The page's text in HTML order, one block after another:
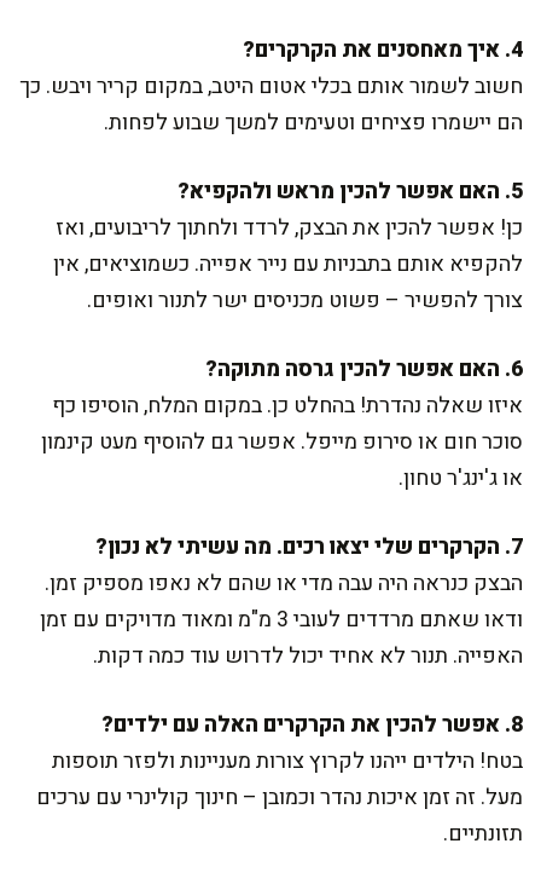
4. איך מאחסנים את הקרקרים?
חשוב לשמור אותם בכלי אטום היטב, במקום קריר ויבש. כך
הם יישמרו פציחים וטעימים למשך שבוע לפחות.
5. האם אפשר להכין מראש ולהקפיא?
כן! אפשר להכין את הבצק, לרדד ולחתוך לריבועים, ואז
להקפיא אותם בתבניות עם נייר אפייה. כשמוציאים, אין
צורך להפשיר – פשוט מכניסים ישר לתנור ואופים.
6. האם אפשר להכין גרסה מתוקה?
איזו שאלה נהדרת! בהחלט כן. במקום המלח, הוסיפו כף
סוכר חום או סירופ מייפל. אפשר גם להוסיף מעט קינמון
או ג'ינג'ר טחון.
7. הקרקרים שלי יצאו רכים. מה עשיתי לא נכון?
הבצק כנראה היה עבה מדי או שהם לא נאפו מספיק זמן.
ודאו שאתם מרדדים לעובי 3 מ"מ ומאוד מדויקים עם זמן
האפייה. תנור לא אחיד יכול לדרוש עוד כמה דקות.
8. אפשר להכין את הקרקרים האלה עם ילדים?
בטח! הילדים ייהנו לקרוץ צורות מעניינות ולפזר תוספות
מעל. זה זמן איכות נהדר וכמובן – חינוך קולינרי עם ערכים
תזונתיים.